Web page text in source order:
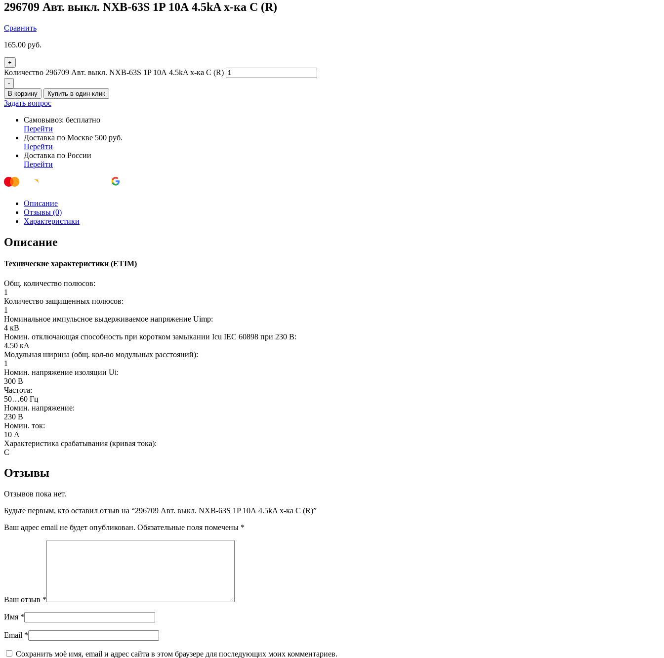
296709 Авт. выкл. NXB-63S 1P 10А 4.5kA х-ка C (R)
Сравнить
165.00 руб.
+
Количество 296709 Авт. выкл. NXB-63S 1P 10А 4.5kA х-ка C (R)
-
В корзину
Купить в один клик
Задать вопрос
Самовывоз: бесплатно
Перейти
Доставка по Москве 500 руб.
Перейти
Доставка по России
Перейти
Описание
Отзывы (0)
Характеристики
Описание
Технические характеристики (ETIM)
Общ. количество полюсов:
1
Количество защищенных полюсов:
1
Номинальное импульсное выдерживаемое напряжение Uimp:
4 кВ
Номин. отключающая способность при коротком замыкании Icu IEC 60898 при 230 В:
4.50 кА
Модульная ширина (общ. кол-во модульных расстояний):
1
Номин. напряжение изоляции Ui:
300 В
Частота:
50…60 Гц
Номин. напряжение:
230 В
Номин. ток:
10 А
Характеристика срабатывания (кривая тока):
C
Отзывы
Отзывов пока нет.
Будьте первым, кто оставил отзыв на “296709 Авт. выкл. NXB-63S 1P 10А 4.5kA х-ка C (R)”
Ваш адрес email не будет опубликован. Обязательные поля помечены *
Ваш отзыв *
Имя *
Email *
Сохранить моё имя, email и адрес сайта в этом браузере для последующих моих комментариев.